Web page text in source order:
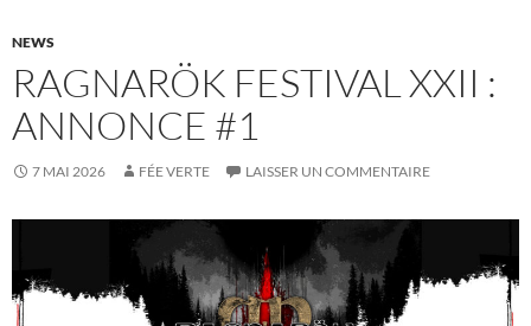
NEWS
RAGNARÖK FESTIVAL XXII :
ANNONCE #1
7 MAI 2026 FÉE VERTE LAISSER UN COMMENTAIRE